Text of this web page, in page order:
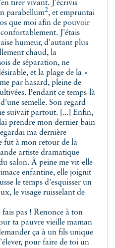
tirer vivant. J'écrivis
parabellum2, et empruntai
que moi afin de pouvoir
J'étais
humeur, d'autant plus
chaud, la
de séparation, ne
et la plage de la «
par hasard, pleine de
Pendant ce temps-là
semelle. Son regard
suivait partout. [...] Enfin,
prendre mon dernier bain
ma dernière
fut à mon retour de la
artiste dramatique
salon. À peine me vit-elle
enfantine, elle joignit
le temps d'esquisser un
le visage ruisselant de
pas ! Renonce à ton
ta pauvre vieille maman
ça à un fils unique
pour faire de toi un